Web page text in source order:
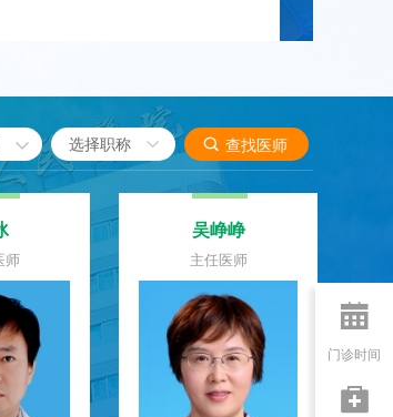
  查找医师
主任医师
王丹
主任医师

门诊时间
